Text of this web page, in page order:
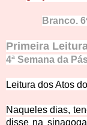
Branco.
Primeira
4ª Semana da
Leitura dos Atos
Naqueles dias,
disse na